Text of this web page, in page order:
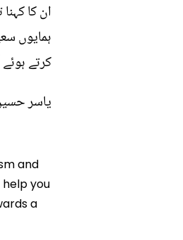
ان کا
ہمایوں
کرتے
یاسر
and
you
a